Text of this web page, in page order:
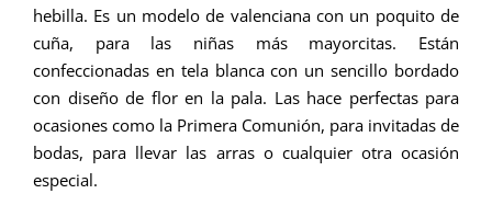
hebilla. Es un modelo de valenciana con un poquito de
cuña, para las niñas más mayorcitas. Están
confeccionadas en tela blanca con un sencillo bordado
con diseño de flor en la pala. Las hace perfectas para
ocasiones como la Primera Comunión, para invitadas de
bodas, para llevar las arras o cualquier otra ocasión
especial.